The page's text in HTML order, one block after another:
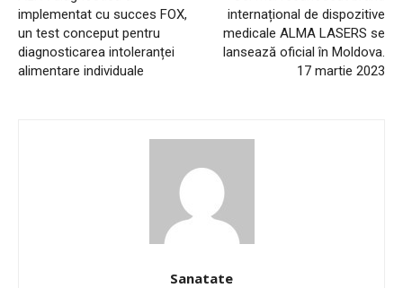
implementat cu succes FOX,
un test conceput pentru
diagnosticarea intoleranței
alimentare individuale
internațional de dispozitive
medicale ALMA LASERS se
lansează oficial în Moldova.
17 martie 2023
Sanatate